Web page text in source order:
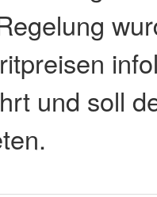
und soll